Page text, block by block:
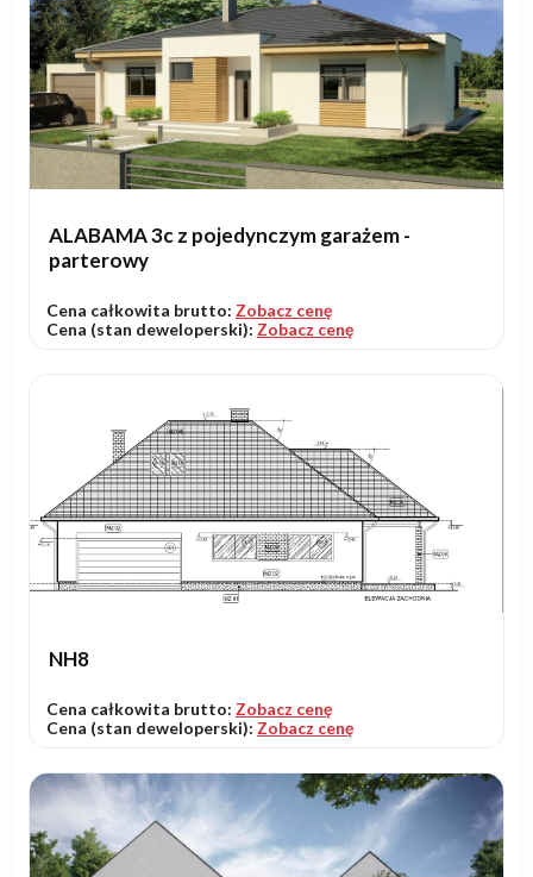
ALABAMA 3c z pojedynczym garażem -
parterowy
Cena całkowita brutto: Zobacz cenę
Cena (stan deweloperski): Zobacz cenę
NH8
Cena całkowita brutto: Zobacz cenę
Cena (stan deweloperski): Zobacz cenę